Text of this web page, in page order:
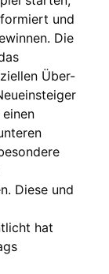
und
Die
Über-
Diese und
hat